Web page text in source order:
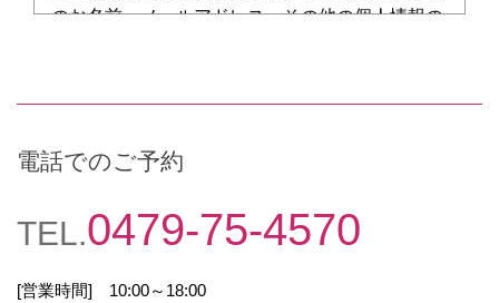
のお名前、メールアドレス、その他の個人情報の
外には利用しません。また、収集した個人情報に
ついて、法令に基づく令状等による要請がない限
示又は提供することはありません。但し、利用者
電話でのご予約
TEL.0479-75-4570
[営業時間] 10:00～18:00